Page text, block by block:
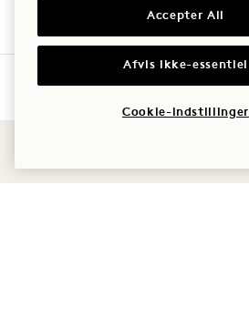
Accepter All
Afvis ikke-essentiel
Cookie-indstillinger